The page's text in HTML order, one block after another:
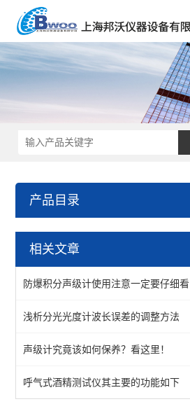
产品目录
水质分析仪
相关文章
防爆积分声级计使用注意一定要仔细看
浅析分光光度计波长误差的调整方法
声级计究竟该如何保养？看这里！
呼气式酒精测试仪其主要的功能如下